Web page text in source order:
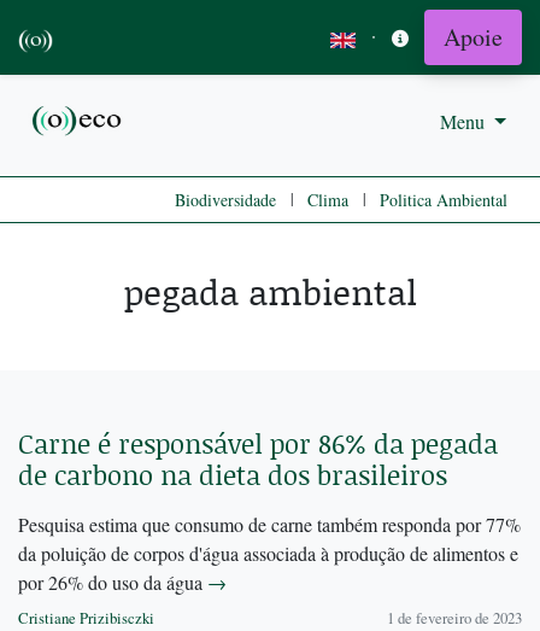
· Apoie
Menu
Biodiversidade | Clima | Politica Ambiental
pegada ambiental
Carne é responsável por 86% da pegada
de carbono na dieta dos brasileiros
Pesquisa estima que consumo de carne também responda por 77%
da poluição de corpos d'água associada à produção de alimentos e
por 26% do uso da água →
Cristiane Prizibisczki 1 de fevereiro de 2023